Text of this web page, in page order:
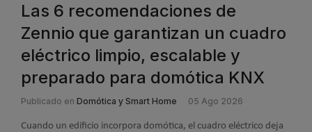
Las 6 recomendaciones de
Zennio que garantizan un cuadro
eléctrico limpio, escalable y
preparado para domótica KNX
Publicado en Domótica y Smart Home 05 Ago 2026
Cuando un edificio incorpora domótica, el cuadro eléctrico deja